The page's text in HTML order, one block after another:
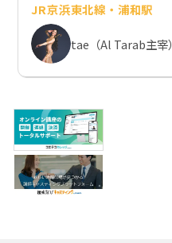
JR京浜東北線・浦和駅
tae（Al Tarab主宰）